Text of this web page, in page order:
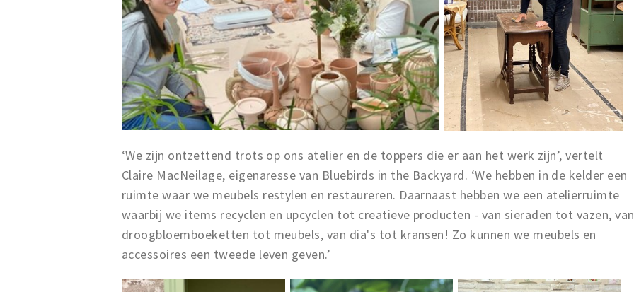
‘We zijn ontzettend trots op ons atelier en de toppers die er aan het werk zijn’, vertelt
Claire MacNeilage, eigenaresse van Bluebirds in the Backyard. ‘We hebben in de kelder een
ruimte waar we meubels restylen en restaureren. Daarnaast hebben we een atelierruimte
waarbij we items recyclen en upcyclen tot creatieve producten - van sieraden tot vazen, van
droogbloemboeketten tot meubels, van dia's tot kransen! Zo kunnen we meubels en
accessoires een tweede leven geven.’